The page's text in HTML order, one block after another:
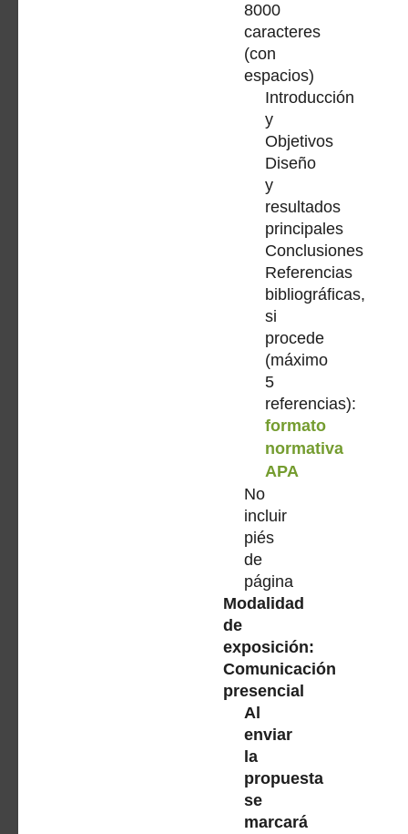
8000
caracteres
(con
espacios)
Introducción
y
Objetivos
Diseño
y
resultados
principales
Conclusiones
Referencias
bibliográficas,
si
procede
(máximo
5
referencias):
formato
normativa
APA
No
incluir
piés
de
página
Modalidad
de
exposición:
Comunicación
presencial
Al
enviar
la
propuesta
se
marcará